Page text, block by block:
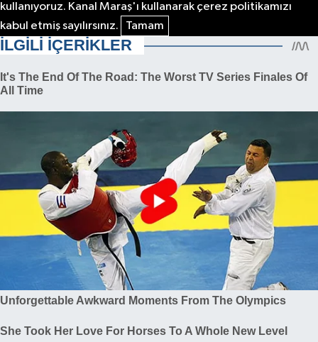
kullanıyoruz. Kanal Maraş'ı kullanarak çerez politikamızı
kabul etmiş sayılırsınız.
Tamam